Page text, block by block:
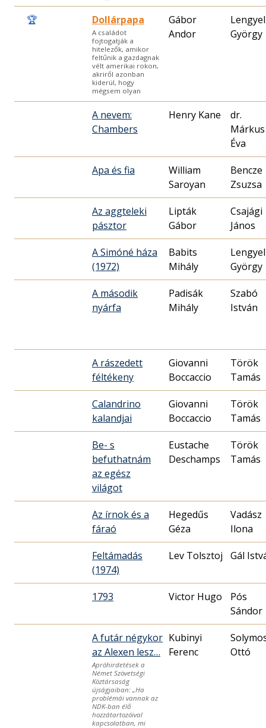
🏆 Dollárpapa
A családot
fojtogatják a
hitelezők, amikor
feltűnik a gazdagnak
vélt amerikai rokon,
akriről azonban
kiderül, hogy
mégsem olyan
Gábor
Andor
Lengyel
György
A nevem:
Chambers
Henry Kane
dr.
Márkus
Éva
Apa és fia
William
Saroyan
Bencze
Zsuzsa
Az aggteleki
pásztor
Lipták
Gábor
Csajági
János
A Simóné háza
(1972)
Babits
Mihály
Lengyel
György
A második
nyárfa
Padisák
Mihály
Szabó
István
A rászedett
féltékeny
Giovanni
Boccaccio
Török
Tamás
Calandrino
kalandjai
Giovanni
Boccaccio
Török
Tamás
Be- s
befuthatnám
az egész
világot
Eustache
Deschamps
Török
Tamás
Az írnok és a
fáraó
Hegedűs
Géza
Vadász
Ilona
Feltámadás
(1974)
Lev Tolsztoj Gál
1793 Victor Hugo
Pós
Sándor
A futár négykor
az Alexen lesz…
Apróhirdetések a
Német Szövetségi
Köztársaság
újságjaiban: „Ha
problémái vannak az
NDK-ban élő
hozzátartozóival
kapcsolatban, mi
Kubinyi
Ferenc
Ottó